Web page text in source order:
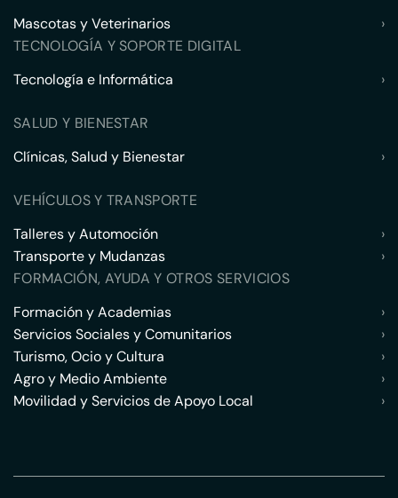
Mascotas y Veterinarios
›
TECNOLOGÍA Y SOPORTE DIGITAL
Tecnología e Informática
›
SALUD Y BIENESTAR
Clínicas, Salud y Bienestar
›
VEHÍCULOS Y TRANSPORTE
Talleres y Automoción
›
Transporte y Mudanzas
›
FORMACIÓN, AYUDA Y OTROS SERVICIOS
Formación y Academias
›
Servicios Sociales y Comunitarios
›
Turismo, Ocio y Cultura
›
Agro y Medio Ambiente
›
Movilidad y Servicios de Apoyo Local
›